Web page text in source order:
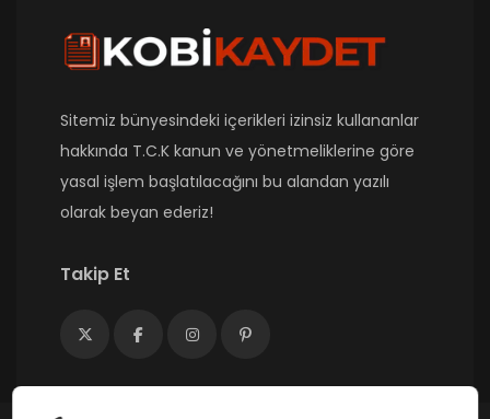
Sitemiz bünyesindeki içerikleri izinsiz kullananlar
hakkında T.C.K kanun ve yönetmeliklerine göre
yasal işlem başlatılacağını bu alandan yazılı
olarak beyan ederiz!
Takip Et